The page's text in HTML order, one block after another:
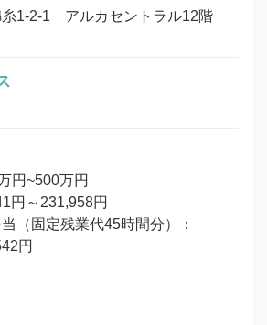
1-2-1　アルカセントラル12階
円~500万円
円～231,958円
（固定残業代45時間分）：
円